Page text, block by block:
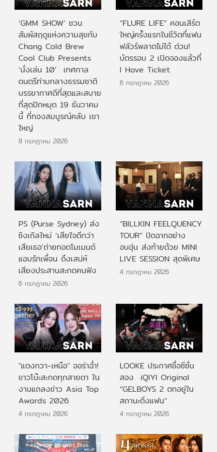
‘GMM SHOW’ ชวน
สัมผัสฤดูแห่งความสุขกับ
Chang Cold Brew
Cool Club Presents
‘นั่งเล่น 10’ เทศกาล
ดนตรีท่ามกลางธรรมชาติ
บรรยากาศดีที่สุดและสบาย
ที่สุดปักหมุด 19 ธันวาคม
นี้ ที่ทองสมบูรณ์คลับ เขา
ใหญ่
8 กรกฎาคม 2026
“FLURE LIFE” คอนเสิร์ต
ใหญ่ครั้งแรกในชีวิตที่แฟน
ฟลัวร์พลาดไม่ได้ ด่วน!
บัตรรอบ 2 เปิดจองแล้วที่
I Have Ticket
6 กรกฎาคม 2026
PS (Purse Sydney) ส่ง
ซิงเกิลใหม่ ‘เสียใจดีกว่า
เสียเธอ’ถ่ายทอดโมเมนต์
แอบรักเพื่อน ดึงเสน่ห์
เสียงประสานสะกดคนฟัง
6 กรกฎาคม 2026
“BILLKIN FEELQUENCY
TOUR” ปิดฉากอย่าง
อบอุ่น ส่งท้ายด้วย MINI
LIVE SESSION สุดพิเศษ
4 กรกฎาคม 2026
"แตงกวา-เหนือ" ออร่าฉ่ำ!
ขาวโบ๊ะสะกดทุกสายตา ใน
งานแถลงข่าว Asia Top
Awards 2026
4 กรกฎาคม 2026
LOOKE ประกาศชื่อซีซั่น
สอง iQIYI Original
“GELBOYS 2 ตกอยู่ใน
สถานะติ่งแฟน”
4 กรกฎาคม 2026